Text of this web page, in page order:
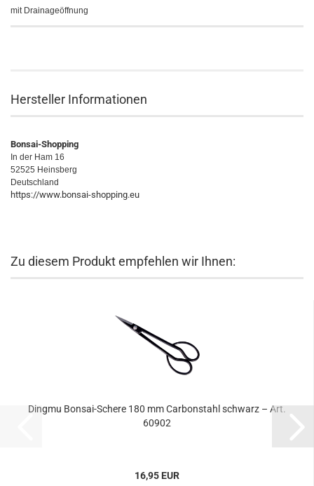
mit Drainageöffnung
Hersteller Informationen
Bonsai-Shopping
In der Ham 16
52525 Heinsberg
Deutschland
https://www.bonsai-shopping.eu
Zu diesem Produkt empfehlen wir Ihnen:
Dingmu Bonsai-Schere 180 mm Carbonstahl schwarz – Art.
60902
16,95 EUR